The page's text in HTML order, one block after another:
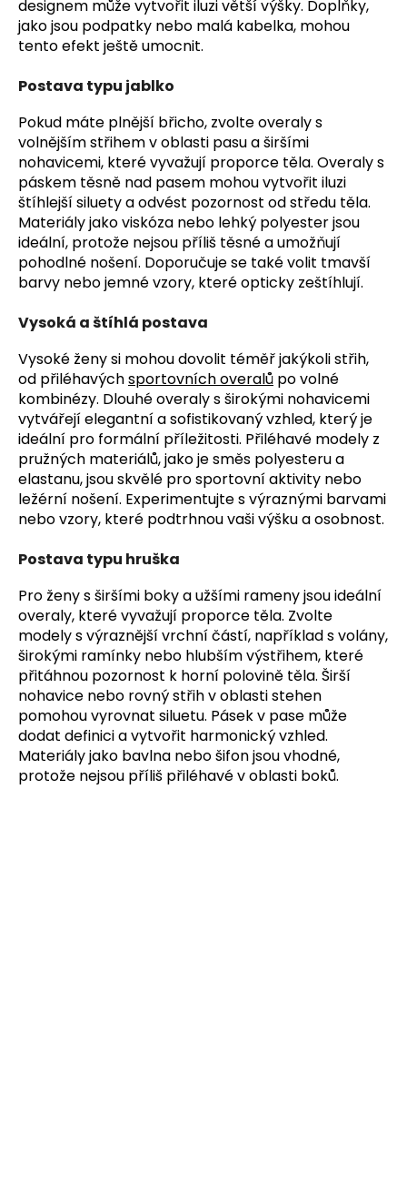
designem může vytvořit iluzi větší výšky. Doplňky,
jako jsou podpatky nebo malá kabelka, mohou
tento efekt ještě umocnit.
Postava typu jablko
Pokud máte plnější břicho, zvolte overaly s
volnějším střihem v oblasti pasu a širšími
nohavicemi, které vyvažují proporce těla. Overaly s
páskem těsně nad pasem mohou vytvořit iluzi
štíhlejší siluety a odvést pozornost od středu těla.
Materiály jako viskóza nebo lehký polyester jsou
ideální, protože nejsou příliš těsné a umožňují
pohodlné nošení. Doporučuje se také volit tmavší
barvy nebo jemné vzory, které opticky zeštíhlují.
Vysoká a štíhlá postava
Vysoké ženy si mohou dovolit téměř jakýkoli střih,
od přiléhavýchsportovních overalů po volné
kombinézy. Dlouhé overaly s širokými nohavicemi
vytvářejí elegantní a sofistikovaný vzhled, který je
ideální pro formální příležitosti. Přiléhavé modely z
pružných materiálů, jako je směs polyesteru a
elastanu, jsou skvělé pro sportovní aktivity nebo
ležérní nošení. Experimentujte s výraznými barvami
nebo vzory, které podtrhnou vaši výšku a osobnost.
Postava typu hruška
Pro ženy s širšími boky a užšími rameny jsou ideální
overaly, které vyvažují proporce těla. Zvolte
modely s výraznější vrchní částí, například s volány,
širokými ramínky nebo hlubším výstřihem, které
přitáhnou pozornost k horní polovině těla. Širší
nohavice nebo rovný střih v oblasti stehen
pomohou vyrovnat siluetu. Pásek v pase může
dodat definici a vytvořit harmonický vzhled.
Materiály jako bavlna nebo šifon jsou vhodné,
protože nejsou příliš přiléhavé v oblasti boků.